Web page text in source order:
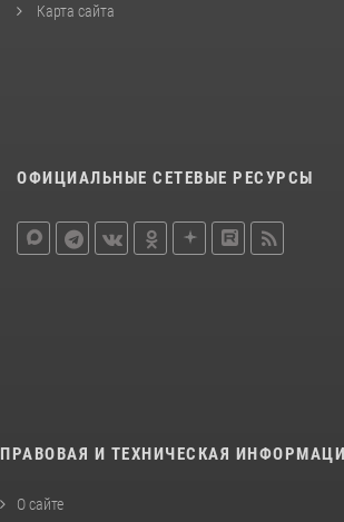
Карта сайта
ОФИЦИАЛЬНЫЕ СЕТЕВЫЕ РЕСУРСЫ
ПРАВОВАЯ И ТЕХНИЧЕСКАЯ
О сайте